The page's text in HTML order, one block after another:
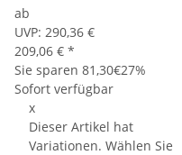
ab
UVP: 290,36 €
209,06 € *
Sie sparen 81,30€27%
Sofort verfügbar
x
Dieser Artikel hat
Variationen. Wählen Sie